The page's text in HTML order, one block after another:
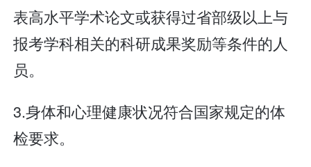
表高水平学术论文或获得过省部级以上与
报考学科相关的科研成果奖励等条件的人
员。
3.身体和心理健康状况符合国家规定的体
检要求。